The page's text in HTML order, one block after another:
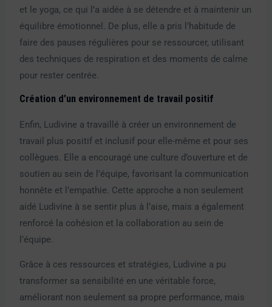
et le yoga, ce qui l’a aidée à se détendre et à maintenir un
équilibre émotionnel. De plus, elle a pris l’habitude de
faire des pauses régulières pour se ressourcer, utilisant
des techniques de respiration et des moments de calme
pour rester centrée.
Création d’un environnement de travail positif
Enfin, Ludivine a travaillé à créer un environnement de
travail plus positif et inclusif pour elle-même et pour ses
collègues. Elle a encouragé une culture d’ouverture et de
soutien au sein de l’équipe, favorisant la communication
honnête et l’empathie. Cette approche a non seulement
aidé Ludivine à se sentir plus à l’aise, mais a également
renforcé la cohésion et la collaboration au sein de
l’équipe.
Grâce à ces ressources et stratégies, Ludivine a pu
transformer sa sensibilité en une véritable force,
améliorant non seulement sa propre performance, mais